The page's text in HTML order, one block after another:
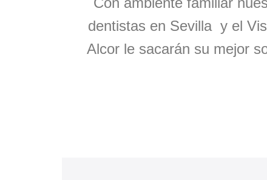
dentistas en Sevilla y el
Alcor le sacarán su mejor